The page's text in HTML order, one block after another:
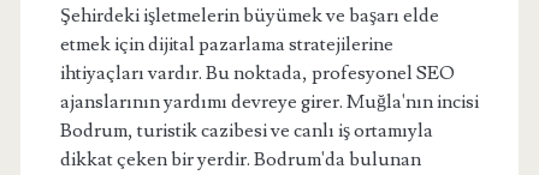
Şehirdeki işletmelerin büyümek ve başarı elde
etmek için dijital pazarlama stratejilerine
ihtiyaçları vardır. Bu noktada, profesyonel SEO
ajanslarının yardımı devreye girer. Muğla'nın incisi
Bodrum, turistik cazibesi ve canlı iş ortamıyla
dikkat çeken bir yerdir. Bodrum'da bulunan